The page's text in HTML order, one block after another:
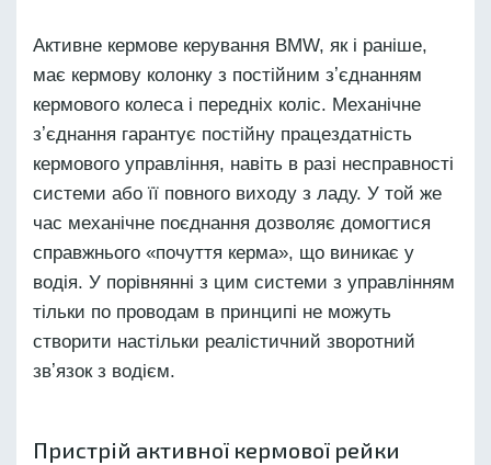
Активне кермове керування BMW, як і раніше,
має кермову колонку з постійним зʼєднанням
кермового колеса і передніх коліс. Механічне
зʼєднання гарантує постійну працездатність
кермового управління, навіть в разі несправності
системи або її повного виходу з ладу. У той же
час механічне поєднання дозволяє домогтися
справжнього «почуття керма», що виникає у
водія. У порівнянні з цим системи з управлінням
тільки по проводам в принципі не можуть
створити настільки реалістичний зворотний
звʼязок з водієм.
Пристрій активної кермової рейки